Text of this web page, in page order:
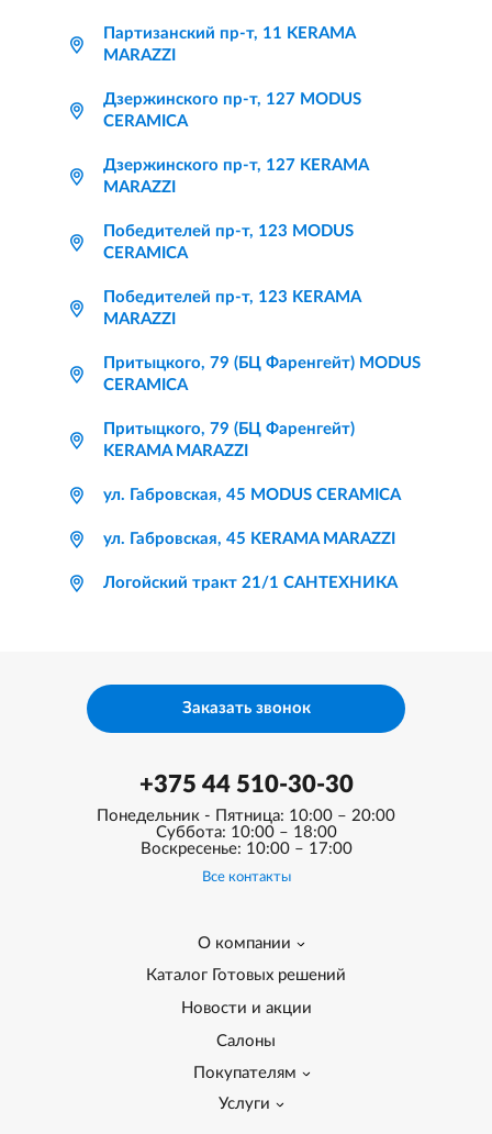
Партизанский пр-т, 11 KERAMA
MARAZZI
Дзержинского пр-т, 127 MODUS
CERAMICA
Дзержинского пр-т, 127 KERAMA
MARAZZI
Победителей пр-т, 123 MODUS
CERAMICA
Победителей пр-т, 123 KERAMA
MARAZZI
Притыцкого, 79 (БЦ Фаренгейт) MODUS
CERAMICA
Притыцкого, 79 (БЦ Фаренгейт)
KERAMA MARAZZI
ул. Габровская, 45 MODUS CERAMICA
ул. Габровская, 45 KERAMA MARAZZI
Логойский тракт 21/1 САНТЕХНИКА
+375 44 510-30-30
Понедельник - Пятница: 10:00 – 20:00
Суббота: 10:00 – 18:00
Воскресенье: 10:00 – 17:00
Все контакты
О компании
Каталог Готовых решений
Новости и акции
Салоны
Покупателям
Услуги
Заказать звонок